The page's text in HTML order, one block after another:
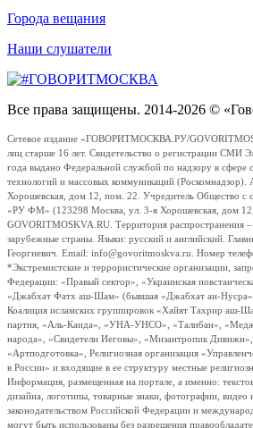
Города вещания
Наши слушатели
Все права защищены. 2014-2026 ©
Сетевое издание «ГОВОРИТМОСКВА.РУ/
лиц старше 16 лет. Свидетельство о регистрации СМИ
года выдано Федеральной службой по надзору в сфере
технологий и массовых коммуникаций
Хорошевская, дом 12, пом. 22. Учредитель Общество с
«РУ ФМ» (123298 Москва, ул. 3-я Хорошевская, дом
GOVORITMOSKVA.RU. Территория распространения
зарубежные страны. Языки: русский и английский.
Георгиевич. Email: info@govoritmoskva.ru. Номер
*Экстремистские и террористические организации,
Федерации: «Правый сектор», «Украинская
«Джабхат Фатх аш-Шам» (бывшая «Джабхат ан-
Коалиция исламских группировок «Хайят Тахрир аш-
партия, «Аль-Каида», «УНА-УНСО», «Талибан»,
народа», «Свидетели Иеговы», «Мизантропик Дивижн»,
«Артподготовка», Религиозная организация
в России» и входящие в ее структуру местные
Информация, размещенная на портале, а именно:
дизайна, логотипы, товарные знаки, фотографии, видео
законодательством Российской Федерации и
могут быть использованы без разрешения